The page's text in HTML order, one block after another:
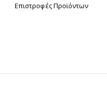
Επιστροφές Προϊόντων